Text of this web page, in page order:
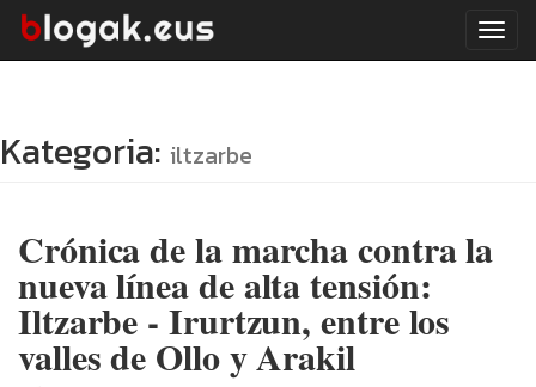
Kategoria: iltzarbe
Crónica de la marcha contra la
nueva línea de alta tensión:
Iltzarbe - Irurtzun, entre los
valles de Ollo y Arakil